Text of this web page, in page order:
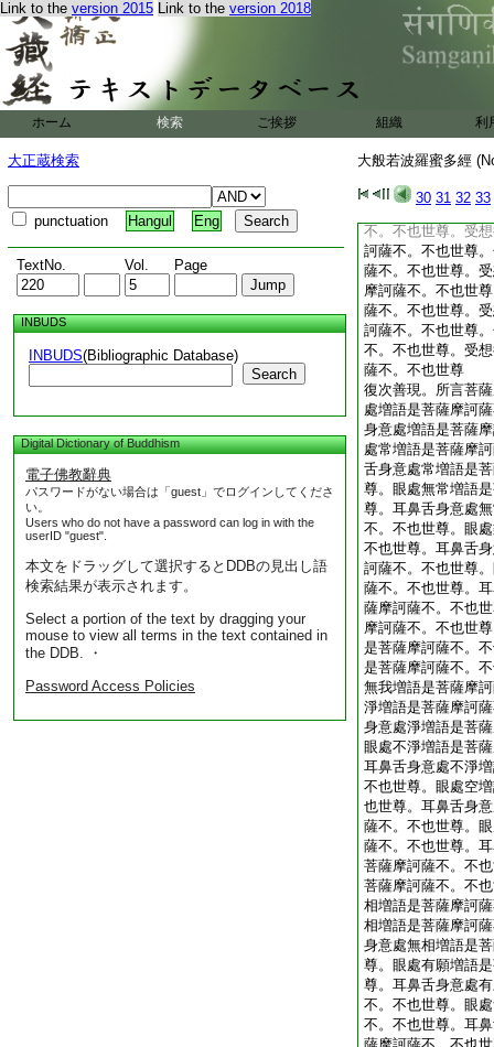
Link to the version 2015 Link to the version 2018
ホーム 検索 ご挨拶 組織 利
大正蔵検索
punctuation Hangul Eng
TextNo. Vol. Page
INBUDS
INBUDS(Bibliographic Database)
Search
Digital Dictionary of Buddhism
電子佛教辭典
パスワードがない場合は「guest」でログインしてくださ
い。
Users who do not have a password can log in with the
userID "guest".
本文をドラッグして選択するとDDBの見出し語
検索結果が表示されます。
Select a portion of the text by dragging your
mouse to view all terms in the text contained in
the DDB. ・
Password Access Policies
大般若波羅蜜多經
30 31 32 33
増語是菩薩摩訶薩
無願増語是菩薩摩
靜増語是菩薩摩訶
識寂靜増語是菩薩
想行識不寂靜増語
世尊。色遠離増語
尊。受想行識遠離
也世尊。色不遠離
也世尊。受想行識
不。不也世尊。受
訶薩不。不也世尊
薩不。不也世尊。
摩訶薩不。不也世
薩不。不也世尊。
訶薩不。不也世尊
不。不也世尊。受
薩不。不也世尊
復次善現。所言菩
處増語是菩薩摩訶
身意處増語是菩薩
處常増語是菩薩摩
舌身意處常増語是
尊。眼處無常増語
尊。耳鼻舌身意處
不。不也世尊。眼
不也世尊。耳鼻舌
訶薩不。不也世尊
薩不。不也世尊。
薩摩訶薩不。不也
摩訶薩不。不也世
是菩薩摩訶薩不。
是菩薩摩訶薩不。
無我増語是菩薩摩
淨増語是菩薩摩訶
身意處淨増語是菩
眼處不淨増語是菩
耳鼻舌身意處不淨
不也世尊。眼處空
也世尊。耳鼻舌身
薩不。不也世尊。
薩不。不也世尊。
菩薩摩訶薩不。不
菩薩摩訶薩不。不
相増語是菩薩摩訶
相増語是菩薩摩訶
身意處無相増語是
尊。眼處有願増語
尊。耳鼻舌身意處
不。不也世尊。眼
不。不也世尊。耳